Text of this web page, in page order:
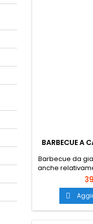
BARBECUE A
Barbecue da
anche
esempio una
giardino
